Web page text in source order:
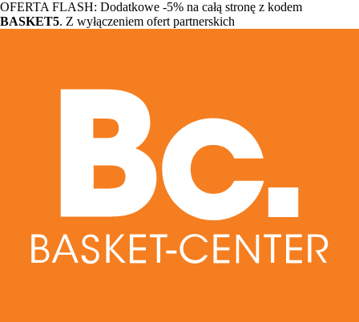
OFERTA FLASH: Dodatkowe -5% na całą stronę z kodem
BASKET5. Z wyłączeniem ofert partnerskich